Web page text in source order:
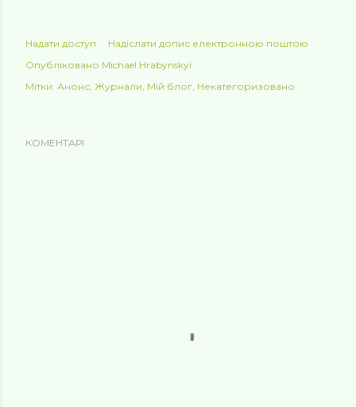
Надати доступ
Надіслати допис електронною поштою
Опубліковано Michael Hrabynskyi
Мітки: Анонс Журнали Мій блог Некатегоризовано
КОМЕНТАРІ